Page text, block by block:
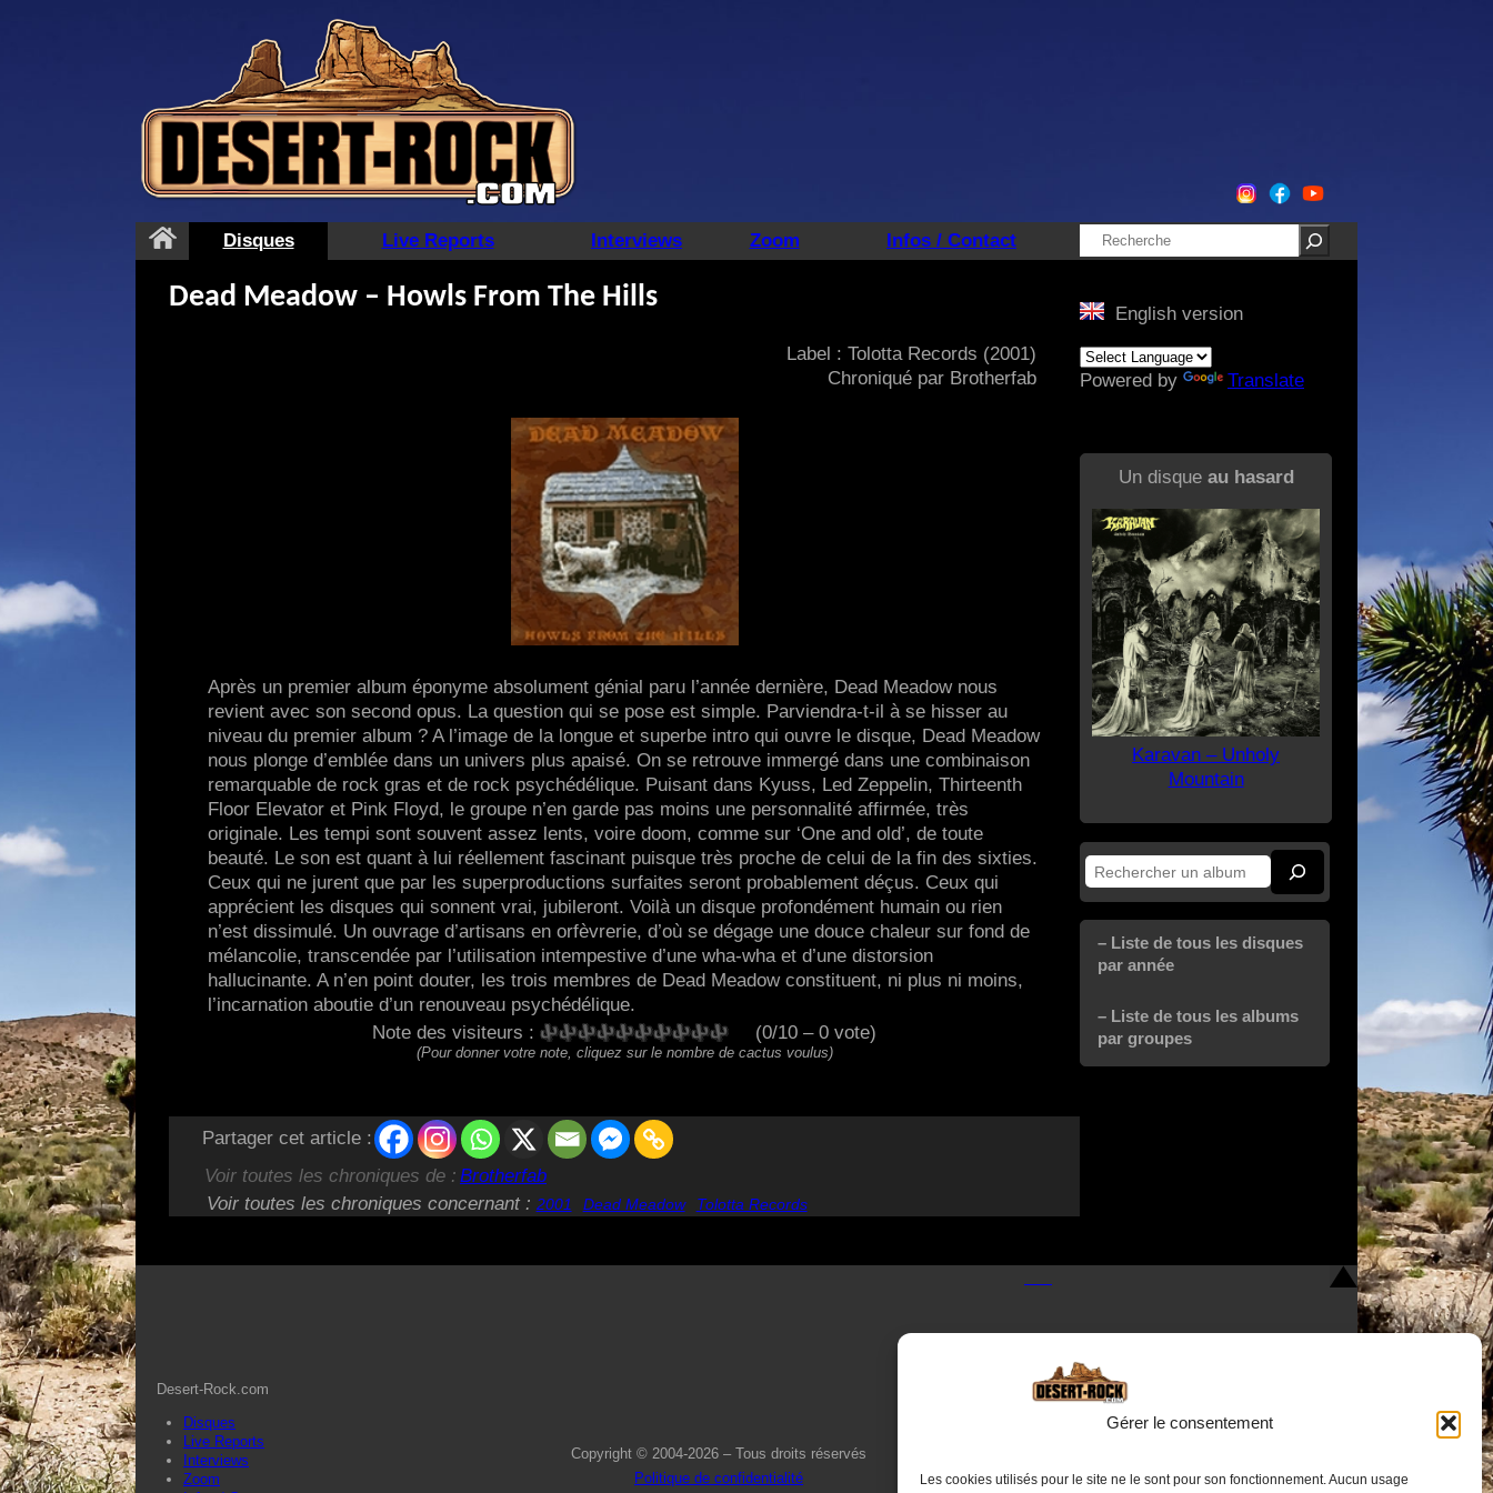
Gérer le consentement
Les cookies utilisés pour le site ne le sont pour son fonctionnement. Aucun usage
Disques Live Reports Interviews Zoom Infos / Contact Rechercher
Dead Meadow – Howls From The Hills
Label : Tolotta Records (2001)
Chroniqué par Brotherfab
Après un premier album éponyme absolument génial paru l’année dernière, Dead Meadow nous
revient avec son second opus. La question qui se pose est simple. Parviendra-t-il à se hisser au
niveau du premier album ? A l’image de la longue et superbe intro qui ouvre le disque, Dead Meadow
nous plonge d’emblée dans un univers plus apaisé. On se retrouve immergé dans une combinaison
remarquable de rock gras et de rock psychédélique. Puisant dans Kyuss, Led Zeppelin, Thirteenth
Floor Elevator et Pink Floyd, le groupe n’en garde pas moins une personnalité affirmée, très
originale. Les tempi sont souvent assez lents, voire doom, comme sur ‘One and old’, de toute
beauté. Le son est quant à lui réellement fascinant puisque très proche de celui de la fin des sixties.
Ceux qui ne jurent que par les superproductions surfaites seront probablement déçus. Ceux qui
apprécient les disques qui sonnent vrai, jubileront. Voilà un disque profondément humain ou rien
n’est dissimulé. Un ouvrage d’artisans en orfèvrerie, d’où se dégage une douce chaleur sur fond de
mélancolie, transcendée par l’utilisation intempestive d’une wha-wha et d’une distorsion
hallucinante. A n’en point douter, les trois membres de Dead Meadow constituent, ni plus ni moins,
l’incarnation aboutie d’un renouveau psychédélique.
Note des visiteurs :
(0/10 – 0 vote)
(Pour donner votre note, cliquez sur le nombre de cactus voulus)
Partager cet article :
Voir toutes les chroniques de : Brotherfab
Voir toutes les chroniques concernant : 2001 Dead Meadow Tolotta Records
English version
Powered by Translate
Un disque au hasard
Karavan – Unholy
Mountain
Rechercher
– Liste de tous les disques
par année
– Liste de tous les albums
par groupes
Desert-Rock.com
Disques
Live Reports
Interviews
Zoom
Copyright © 2004-2026 – Tous droits réservés
Politique de confidentialité